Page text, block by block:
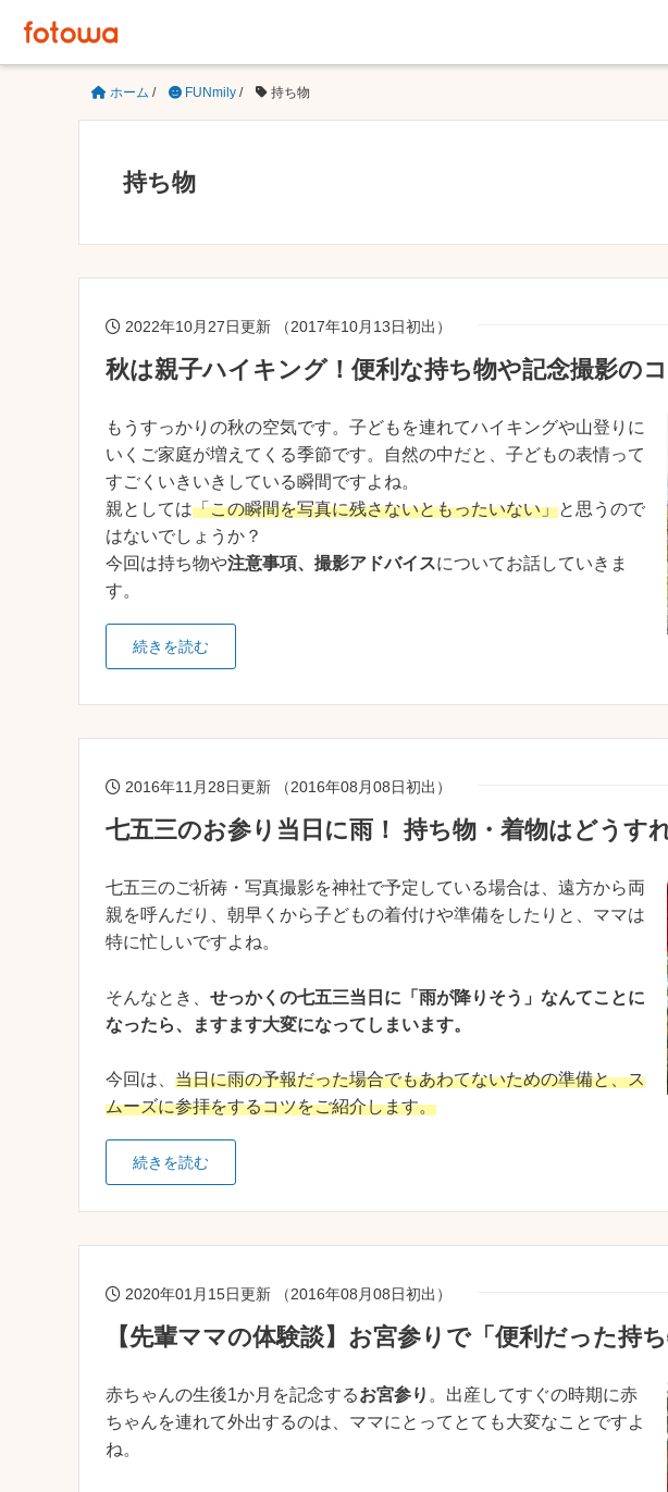
ホーム / FUNmily / 持ち物
持ち物
2022年10月27日更新 （2017年10月13日初出）
秋は親子ハイキング！便利な持ち物や記念撮影の
もうすっかりの秋の空気です。子どもを連れてハイキングや山登りに
いくご家庭が増えてくる季節です。自然の中だと、子どもの表情って
すごくいきいきしている瞬間ですよね。
親としては「この瞬間を写真に残さないともったいない」と思うので
はないでしょうか？
今回は持ち物や注意事項、撮影アドバイスについてお話していきま
す。
続きを読む
2016年11月28日更新 （2016年08月08日初出）
七五三のお参り当日に雨！ 持ち物・着物はどうす
七五三のご祈祷・写真撮影を神社で予定している場合は、遠方から両
親を呼んだり、朝早くから子どもの着付けや準備をしたりと、ママは
特に忙しいですよね。
そんなとき、 せっかくの七五三当日に「雨が降りそう」なんてことに
なったら、ますます大変になってしまいます。
今回は、 当日に雨の予報だった場合でもあわてないための準備と、ス
ムーズに参拝をするコツをご紹介します。
続きを読む
2020年01月15日更新 （2016年08月08日初出）
【先輩ママの体験談】お宮参りで「便利だった持
赤ちゃんの生後1か月を記念するお宮参り 。出産してすぐの時期に赤
ちゃんを連れて外出するのは、ママにとってとても大変なことですよ
ね。